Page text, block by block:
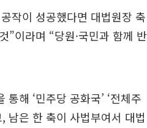
작이 성공했다면 대법원장 축
”이라며 “당원·국민과 함께 반
해 ‘민주당 공화국’ ‘전체주
남은 한 축이 사법부여서 대법